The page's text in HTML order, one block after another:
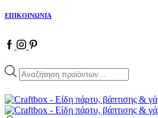
ΕΠΙΚΟΙΝΩΝΙΑ
Facebook
Instagram
Pinterest
Products
search